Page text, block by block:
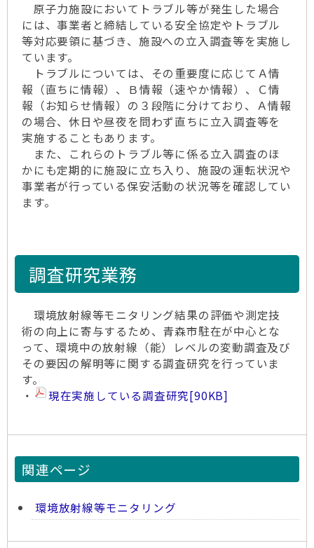
原子力施設においてトラブル等が発生した場合
には、事業者と締結している安全協定やトラブル
等対応要領に基づき、施設への立入調査等を実施し
ています。
トラブルについては、その重要度に応じてＡ情
報（直ちに情報）、Ｂ情報（速やか情報）、Ｃ情
報（お知らせ情報）の３段階に分けており、Ａ情報
の場合、休日や昼夜を問わず直ちに立入調査等を
実施することもあります。
また、これらのトラブル等に係る立入調査のほ
かにも定期的に施設に立ち入り、施設の運転状況や
事業者が行っている保安活動の状況等を確認してい
ます。
調査研究業務
環境放射線等モニタリング結果の評価や測定技
術の向上に寄与するため、青森市駐在が中心とな
って、環境中の放射線（能）レベルの変動調査及び
その要因の解明等に関する調査研究を行っていま
す。
・
現在実施している調査研究[90KB]
関連ページ
環境放射線等モニタリング